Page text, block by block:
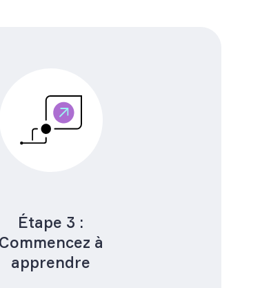
Étape 3 :
Commencez à
apprendre